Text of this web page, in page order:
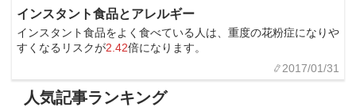
インスタント食品とアレルギー
インスタント食品をよく食べている人は、重度の花粉症になりや
すくなるリスクが2.42倍になります。
2017/01/31
人気記事ランキング